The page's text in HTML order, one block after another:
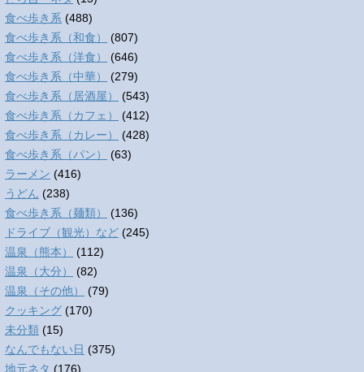
食べ歩き系 (488)
食べ歩き系（和食）
(807)
食べ歩き系（洋食）
(646)
食べ歩き系（中華）
(279)
食べ歩き系（居酒屋）
(543)
食べ歩き系（カフェ）
(412)
食べ歩き系（カレー）
(428)
食べ歩き系（パン）
(63)
ラーメン (416)
うどん (238)
食べ歩き系（麺類）
(136)
ドライブ（観光）など (245)
温泉（熊本）
(112)
温泉（大分）
(82)
温泉（その他）
(79)
クッキング (170)
未分類 (15)
なんでもない日 (375)
地元ネタ (176)